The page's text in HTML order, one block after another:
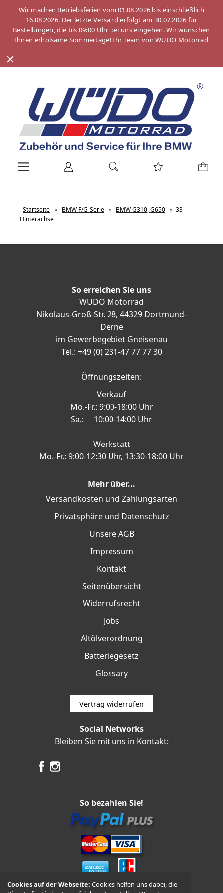
Cookies auf der Webseite:Cookies helfen uns dabei, die
Wir machen Betriebsferien vom 01.08.2026 bis einschließlich
16.08.2026. Der letzte Versand erfolgt am 30.07.2026 für
Bestellungen, die bis 09:00 Uhr bei uns eingehen. Wir wünschen
Ihnen erholsame Sommertage! Ihr Team von WÜDO Motorrad
Startseite » BMW F/G-Serie » BMW G310, G650 » 33
Hinterachse
So erreichen Sie uns
WÜDO Motorrad
Nikolaus-Groß-Str. 28, 44329 Dortmund-
Derne
im Gewerbegebiet Gneisenau
Tel.: +49 (0) 231-47 77 77 30
Öffnungszeiten:
Verkauf
Mo.-Fr.: 9:00-18:00 Uhr
Sa.: 10:00-14:00 Uhr
Werkstatt
Mo.-Fr.: 9:00-12:30 Uhr, 13:30-18:00 Uhr
Mehr über...
Versandkosten und Zahlungsarten
Privatsphäre und Datenschutz
Unsere AGB
Impressum
Kontakt
Seitenübersicht
Widerrufsrecht
Jobs
Altölverordnung
Batteriegesetz
Glossary
Vertrag widerrufen
Social Networks
Bleiben Sie mit uns in Kontakt:
So bezahlen Sie!